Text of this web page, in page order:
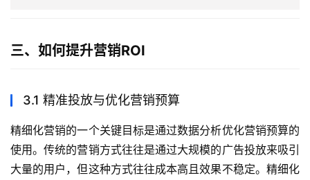
三、如何提升营销ROI
3.1 精准投放与优化营销预算
精细化营销的一个关键目标是通过数据分析优化营销预算的
使用。传统的营销方式往往是通过大规模的广告投放来吸引
大量的用户，但这种方式往往成本高且效果不稳定。精细化